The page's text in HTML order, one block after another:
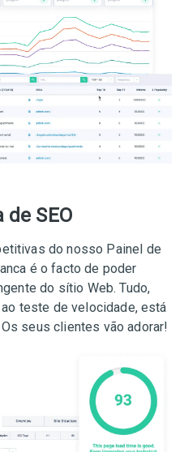
SEO
do nosso Painel de
é o facto de poder
do sítio Web. Tudo,
teste de velocidade, está
seus clientes vão adorar!